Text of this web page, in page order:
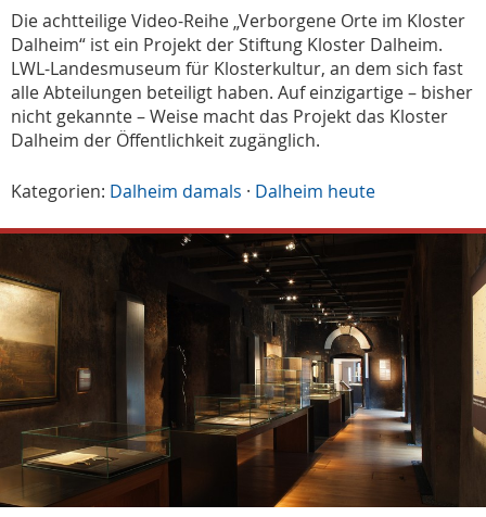
Die achtteilige Video-Reihe „Verborgene Orte im Kloster
Dalheim“ ist ein Projekt der Stiftung Kloster Dalheim.
LWL-Landesmuseum für Klosterkultur, an dem sich fast
alle Abteilungen beteiligt haben. Auf einzigartige – bisher
nicht gekannte – Weise macht das Projekt das Kloster
Dalheim der Öffentlichkeit zugänglich.
Kategorien: Dalheim damals · Dalheim heute